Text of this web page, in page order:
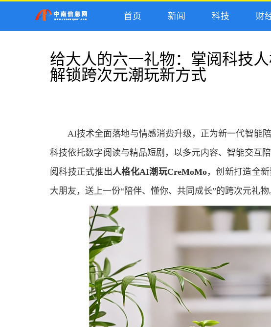
首页 新闻 科技 财
给大人的六一礼物：掌阅科技
解锁跨次元潮玩新方式
AI技术全面落地与情感消费升级，正为新一代智能
科技依托数字阅读与精品短剧，以多元内容、智能交互
阅科技正式推出人格化AI潮玩CreMoMo，创新打造全
大朋友，送上一份“陪伴、懂你、共同成长”的跨次元礼物